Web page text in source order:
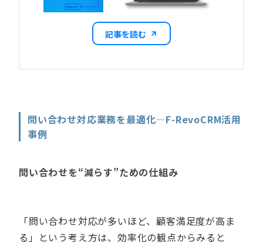
記事を読む
問い合わせ対応業務を最適化―F-RevoCRM活用
事例
問い合わせを“減らす”ための仕組み
「問い合わせ対応が多いほど、顧客満足度が高ま
る」という考え方は、効率化の観点からみると